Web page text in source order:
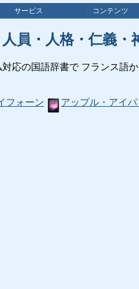
サービス コンテンツ
員・人格・仁義
応の国語辞書で フランス語
フォーン アップル・アイパ